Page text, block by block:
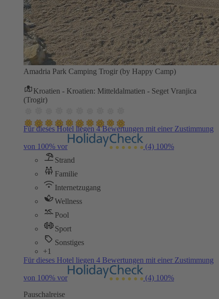
Amadria Park Camping Trogir (by Happy Camp)
Kroatien - Kroatien: Mitteldalmatien - Seget Vranjica
(Trogir)
Für dieses Hotel liegen 4 Bewertungen mit einer Zustimmung
von 100% vor (4) 100%
Strand
Familie
Internetzugang
Wellness
Pool
Sport
Sonstiges
+1
Für dieses Hotel liegen 4 Bewertungen mit einer Zustimmung
von 100% vor (4) 100%
Pauschalreise